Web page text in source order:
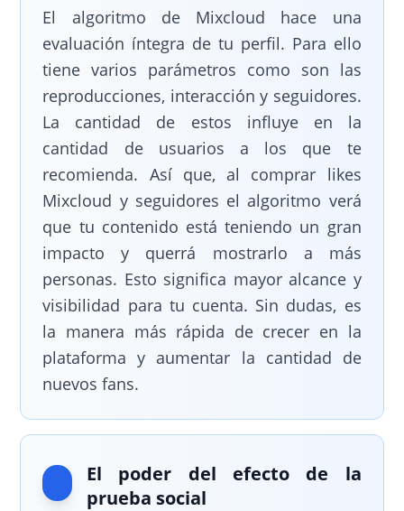
El algoritmo de Mixcloud hace una
evaluación íntegra de tu perfil. Para ello
tiene varios parámetros como son las
reproducciones, interacción y seguidores.
La cantidad de estos influye en la
cantidad de usuarios a los que te
recomienda. Así que, al comprar likes
Mixcloud y seguidores el algoritmo verá
que tu contenido está teniendo un gran
impacto y querrá mostrarlo a más
personas. Esto significa mayor alcance y
visibilidad para tu cuenta. Sin dudas, es
la manera más rápida de crecer en la
plataforma y aumentar la cantidad de
nuevos fans.
El poder del efecto de la
prueba social